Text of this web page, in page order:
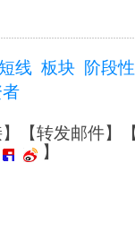
线 板块 阶段性
】【转发邮件】
】